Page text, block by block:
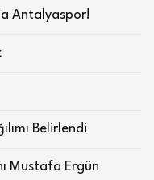
Antalyaspor!
Belirlendi
Mustafa Ergün